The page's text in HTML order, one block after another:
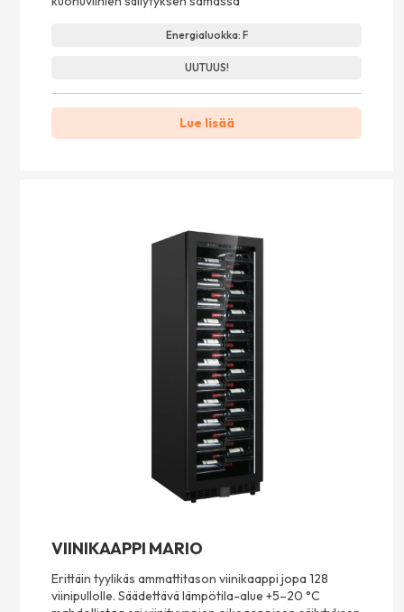
Energialuokka: F
UUTUUS!
Lue lisää
VIINIKAAPPI MARIO
Erittäin tyylikäs ammattitason viinikaappi jopa 128
viinipullolle. Säädettävä lämpötila-alue +5–20 °C